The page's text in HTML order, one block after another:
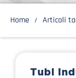
Home Articoli
Tubi